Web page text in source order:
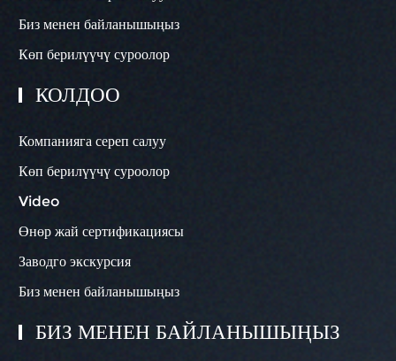
Биз менен байланышыңыз
Көп берилүүчү суроолор
КОЛДОО
Компанияга сереп салуу
Көп берилүүчү суроолор
Video
Өнөр жай сертификациясы
Заводго экскурсия
Биз менен байланышыңыз
БИЗ МЕНЕН БАЙЛАНЫШЫҢЫЗ